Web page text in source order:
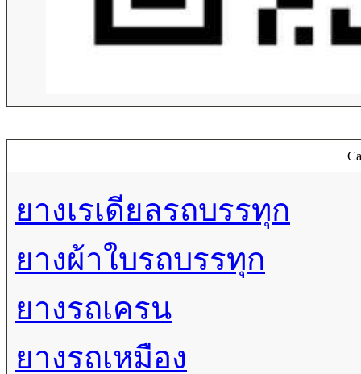
ยางเรเดียลรถบรรทุก
ยางผ้าใบรถบรรทุก
ยางรถเครน
ยางรถเหมือง